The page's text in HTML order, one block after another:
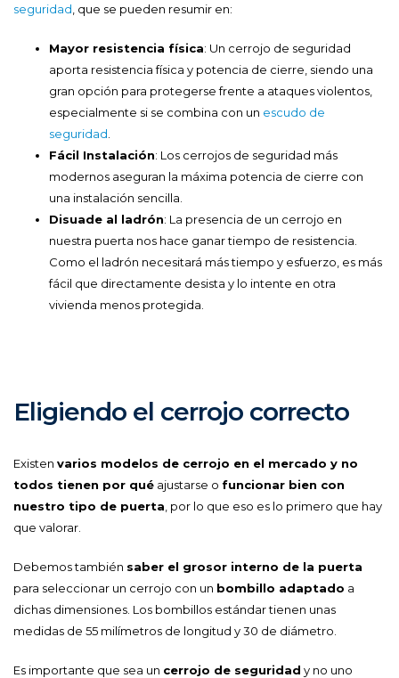
seguridad , que se pueden resumir en:
Mayor resistencia física: Un cerrojo de seguridad
aporta resistencia física y potencia de cierre, siendo una
gran opción para protegerse frente a ataques violentos,
especialmente si se combina con un escudo de
seguridad
Fácil Instalación: Los cerrojos de seguridad más
modernos aseguran la máxima potencia de cierre con
una instalación sencilla.
Disuade al ladrón: La presencia de un cerrojo en
nuestra puerta nos hace ganar tiempo de resistencia.
Como el ladrón necesitará más tiempo y esfuerzo, es más
fácil que directamente desista y lo intente en otra
vivienda menos protegida.
Eligiendo el cerrojo correcto
Existen varios modelos de cerrojo en el mercado y no
todos tienen por qué ajustarse o funcionar bien con
nuestro tipo de puerta , por lo que eso es lo primero que hay
que valorar.
Debemos también saber el grosor interno de la puerta
para seleccionar un cerrojo con un bombillo adaptado a
dichas dimensiones. Los bombillos estándar tienen unas
medidas de 55 milímetros de longitud y 30 de diámetro.
Es importante que sea un cerrojo de seguridad y no uno